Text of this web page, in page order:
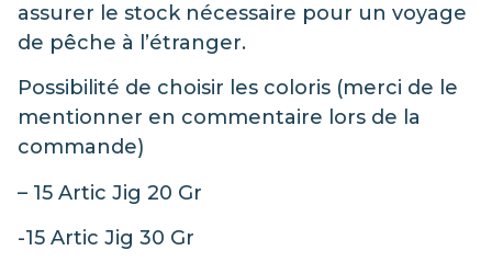
assurer le stock nécessaire pour un voyage
de pêche à l’étranger.
Possibilité de choisir les coloris (merci de le
mentionner en commentaire lors de la
commande)
– 15 Artic Jig 20 Gr
-15 Artic Jig 30 Gr